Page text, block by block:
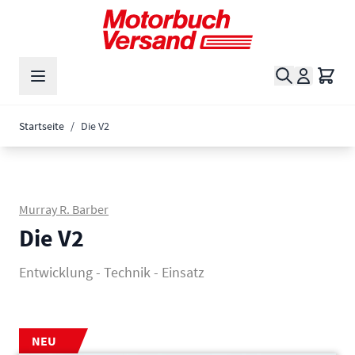
Zum Inhalt springen
Suche
Startseite / Die V2
Murray R. Barber
Die V2
Entwicklung - Technik - Einsatz
NEU